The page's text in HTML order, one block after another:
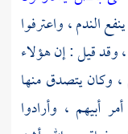
الندم ، واعترفوا
وقد قيل : إن هؤلاء
، وكان يتصدق منها
أبيهم ، وأرادوا